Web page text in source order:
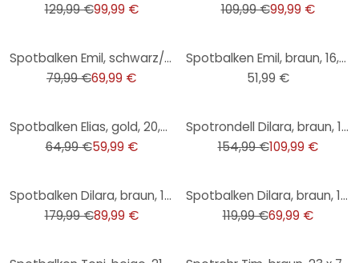
129,99 €99,99 €
109,99 €99,99 €
Spotbalken Emil, schwarz/braun, 16,5 x 47,5 cm, Holz Innenleuchte
79,99 €69,99 €
Spotbalken Emil, braun, 16,5 x 36,5 cm, Holz Innenleuchte
51,99 €
Spotbalken Elias, gold, 20,9 x 30 cm, Metall Lampe
64,99 €59,99 €
Spotrondell Dilara, braun, 17,5 x 28 cm, Holz Strahler
154,99 €109,99 €
Spotbalken Dilara, braun, 18,5 x 43 cm, Holz Deckenspots, dimmbar
179,99 €89,99 €
Spotbalken Dilara, braun, 18 x 27 cm, Holz Strahler
119,99 €69,99 €